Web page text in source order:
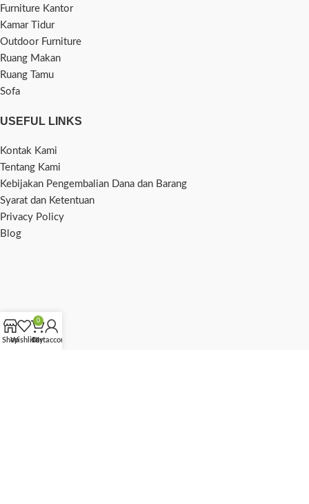
Furniture Kantor
Kamar Tidur
Outdoor Furniture
Ruang Makan
Ruang Tamu
Sofa
USEFUL LINKS
Kontak Kami
Tentang Kami
Kebijakan Pengembalian Dana dan Barang
Syarat dan Ketentuan
Privacy Policy
Blog
ShopWishlist
0
Cart
My account